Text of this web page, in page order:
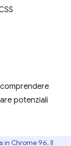
potenziali
in Chrome 96. Il